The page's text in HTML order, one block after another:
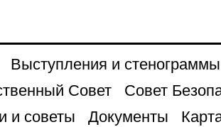
Выступления и стенограммы
Совет
Совет
и советы
Документы